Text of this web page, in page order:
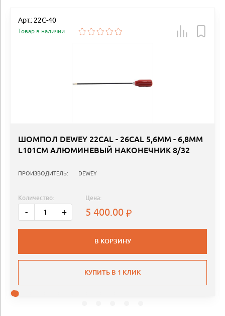
Арт.: 22C-40
Товар в наличии
ШОМПОЛ DEWEY 22CAL - 26CAL 5,6MM - 6,8ММ
L101СМ АЛЮМИНЕВЫЙ НАКОНЕЧНИК 8/32
ПРОИЗВОДИТЕЛЬ: DEWEY
Количество:
- +
Цена:
5 400.00
В КОРЗИНУ
КУПИТЬ В 1 КЛИК